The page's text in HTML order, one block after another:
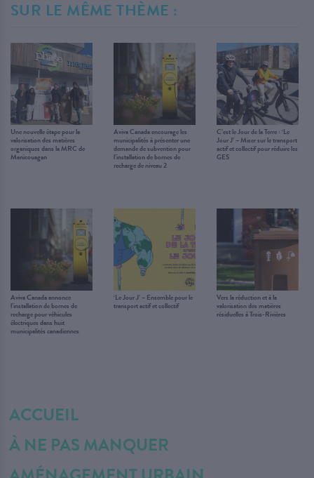
SUR LE MÊME THÈME :
Une nouvelle étape pour la
valorisation des matières
organiques dans la MRC de
Manicouagan
Aviva Canada encourage les
municipalités à présenter une
demande de subvention pour
l’installation de bornes de
recharge de niveau 2
C’est le Jour de la Terre : ‘Le
Jour J’ – Miser sur le transport
actif et collectif pour réduire les
GES
Aviva Canada annonce
l’installation de bornes de
recharge pour véhicules
électriques dans huit
municipalités canadiennes
‘Le Jour J’ – Ensemble pour le
transport actif et collectif
Vers la réduction et à la
valorisation des matières
résiduelles à Trois-Rivières
ACCUEIL
À NE PAS MANQUER